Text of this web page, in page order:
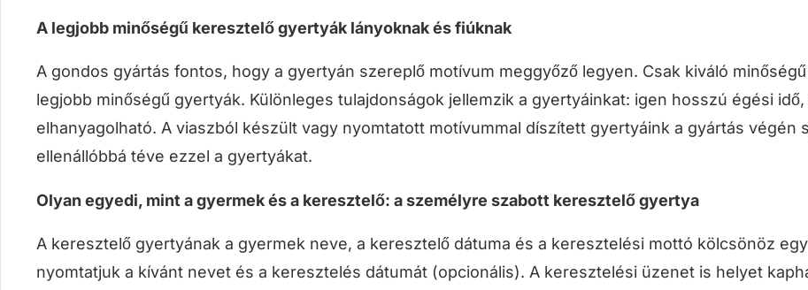
A legjobb minőségű keresztelő gyertyák lányoknak és fiúknak
A gondos gyártás fontos, hogy a gyertyán szereplő motívum meggyőző legyen. Csak kiváló
legjobb minőségű gyertyák. Különleges tulajdonságok jellemzik a gyertyáinkat: igen hosszú égési
elhanyagolható. A viaszból készült vagy nyomtatott motívummal díszített gyertyáink a gyártás végén
ellenállóbbá téve ezzel a gyertyákat.
Olyan egyedi, mint a gyermek és a keresztelő: a személyre szabott keresztelő gyertya
A keresztelő gyertyának a gyermek neve, a keresztelő dátuma és a keresztelési mottó kölcsönöz
nyomtatjuk a kívánt nevet és a keresztelés dátumát (opcionális). A keresztelési üzenet is helyet